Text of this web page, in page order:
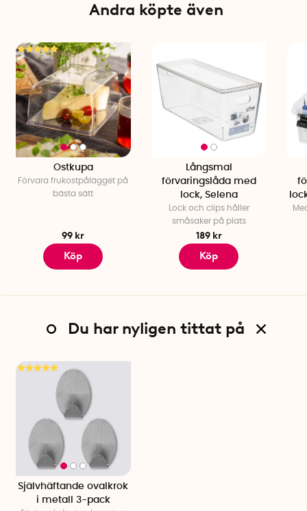
Andra köpte även
Ostkupa
Förvara frukostpålägget på
bästa sätt
99 kr
Köp
Långsmal
förvaringslåda med
lock, Selena
Lock och clips håller
småsaker på plats
189 kr
Köp
Du har nyligen tittat på
Självhäftande ovalkrok
i metall 3-pack